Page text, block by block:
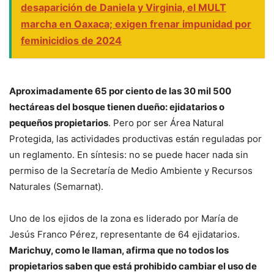
desaparición de Daniela y Virginia, el MULT
marcha en Oaxaca; exigen frenar impunidad por
feminicidios de 2024
Aproximadamente 65 por ciento de las 30 mil 500
hectáreas del bosque tienen dueño: ejidatarios o
pequeños propietarios. Pero por ser Área Natural
Protegida, las actividades productivas están reguladas por
un reglamento. En síntesis: no se puede hacer nada sin
permiso de la Secretaría de Medio Ambiente y Recursos
Naturales (Semarnat).
Uno de los ejidos de la zona es liderado por María de
Jesús Franco Pérez, representante de 64 ejidatarios.
Marichuy, como le llaman, afirma que no todos los
propietarios saben que está prohibido cambiar el uso de